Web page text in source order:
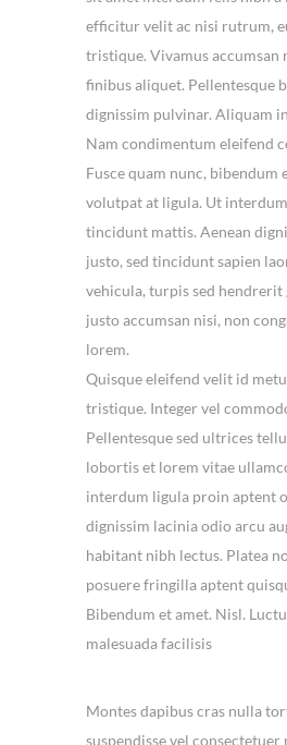
efficitur velit ac nisi rutrum,
tristique. Vivamus accumsan
finibus aliquet. Pellentesque
dignissim pulvinar. Aliquam
Nam condimentum eleifend
Fusce quam nunc, bibendum
volutpat at ligula. Ut
tincidunt mattis. Aenean
justo, sed tincidunt sapien
vehicula, turpis sed hendrerit
justo accumsan nisi, non
lorem.
Quisque eleifend velit id
tristique. Integer vel
Pellentesque sed ultrices
lobortis et lorem vitae
interdum ligula proin aptent
dignissim lacinia odio arcu
habitant nibh lectus. Platea
posuere fringilla aptent
Bibendum et amet. Nisl.
malesuada facilisis
Montes dapibus cras nulla
suspendisse vel consectetuer